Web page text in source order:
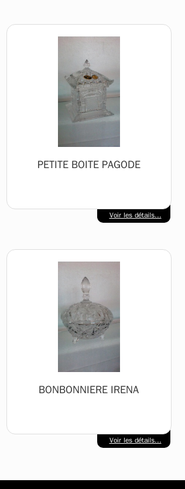
PETITE BOITE PAGODE
Voir les détails...
BONBONNIERE IRENA
Voir les détails...